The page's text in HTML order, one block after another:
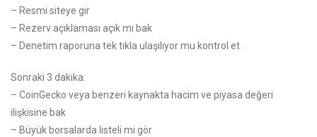
– Resmi siteye gir
– Rezerv açıklaması açık mı bak
– Denetim raporuna tek tıkla ulaşılıyor mu kontrol et
Sonraki 3 dakika:
– CoinGecko veya benzeri kaynakta hacim ve piyasa değeri
ilişkisine bak
– Büyük borsalarda listeli mi gör